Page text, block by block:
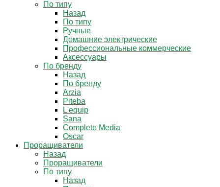
По типу
Назад
По типу
Ручные
Домашние электрические
Профессиональные коммерческие
Аксессуары
По бренду
Назад
По бренду
Arzia
Piteba
L'equip
Sana
Complete Media
Oscar
Проращиватели
Назад
Проращиватели
По типу
Назад